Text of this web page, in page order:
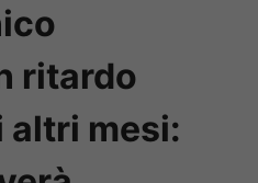
ritardo
altri mesi: